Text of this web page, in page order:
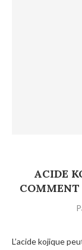
ACIDE
L’acide kojique